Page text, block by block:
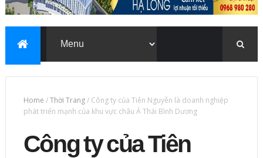
Home /Thời Trang/ Công ty của Tiên Nguyễn là doanh nghiệp
phát triển mạnh của khu vực châu Á Thái Bình Dương
Công ty của Tiên